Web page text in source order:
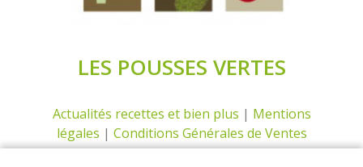
LES POUSSES VERTES
Actualités recettes et bien plus | Mentions
légales | Conditions Générales de Ventes